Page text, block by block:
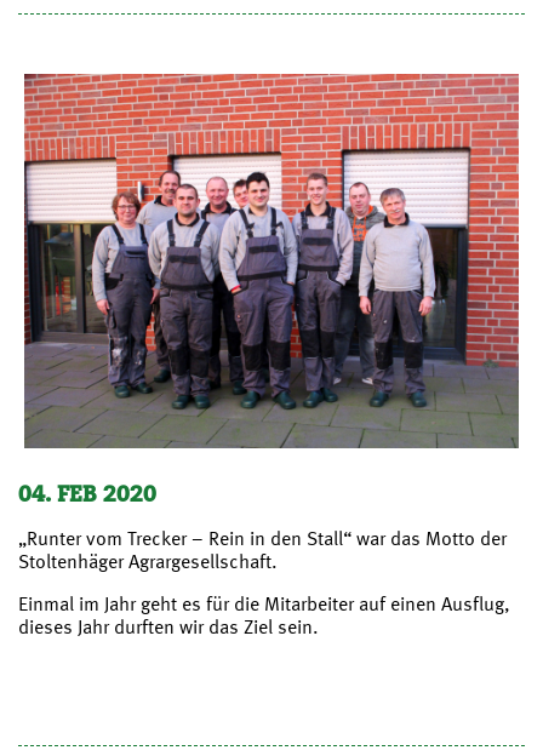
04. FEB 2020
„Runter vom Trecker – Rein in den Stall“ war das Motto der
Stoltenhäger Agrargesellschaft.
Einmal im Jahr geht es für die Mitarbeiter auf einen Ausflug,
dieses Jahr durften wir das Ziel sein.